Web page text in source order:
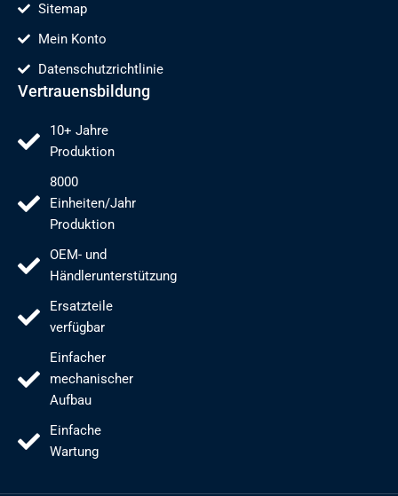
Sitemap
Mein Konto
Datenschutzrichtlinie
Vertrauensbildung
10+ Jahre
Produktion
8000
Einheiten/Jahr
Produktion
OEM- und
Händlerunterstützung
Ersatzteile
verfügbar
Einfacher
mechanischer
Aufbau
Einfache
Wartung